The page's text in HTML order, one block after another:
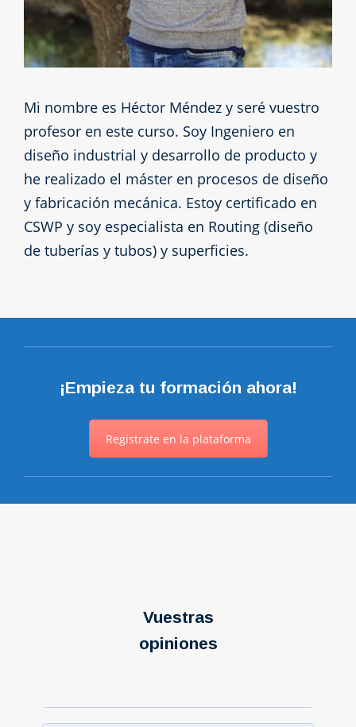
Mi nombre es Héctor Méndez y seré vuestro
profesor en este curso. Soy Ingeniero en
diseño industrial y desarrollo de producto y
he realizado el máster en procesos de diseño
y fabricación mecánica. Estoy certificado en
CSWP y soy especialista en Routing (diseño
de tuberías y tubos) y superficies.
¡Empieza tu formación ahora!
Regístrate en la plataforma
Vuestras
opiniones